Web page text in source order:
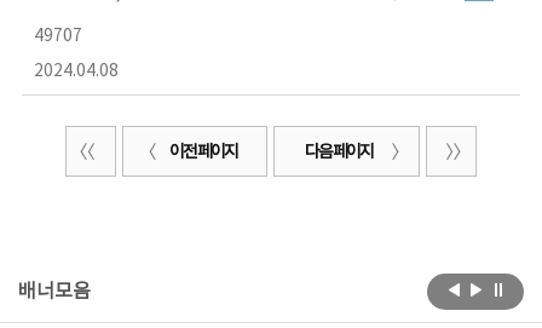
49707
2024.04.08
이전 페이지 다음 페이지
배너모음